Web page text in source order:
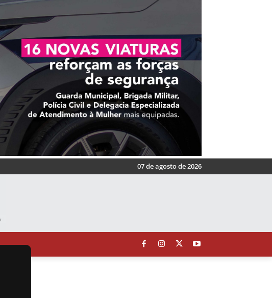
07 de agosto de 2026